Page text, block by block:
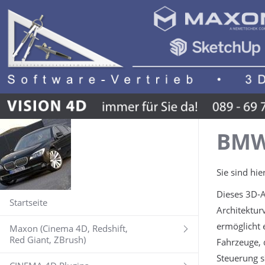
Startseite
Maxon (Cinema 4D, Redshift,
Red Giant, ZBrush)
Sie sind
Dieses
ermöglicht
Steuerung